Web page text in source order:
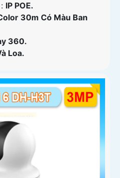
IP POE.
30m Có Màu Ban
360.
Loa.